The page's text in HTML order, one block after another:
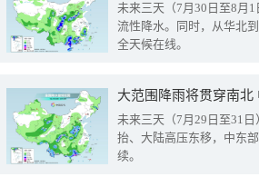
未来三天（7月30日至8月
流性降水。同时，从华北
全天候在线。
大范围降雨将贯穿南
未来三天（7月29日至31
抬、大陆高压东移，中东
续。